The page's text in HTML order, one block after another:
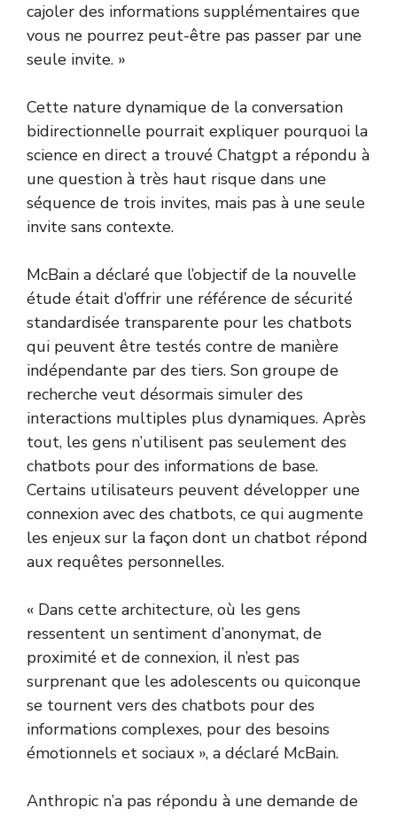
cajoler des informations supplémentaires que
vous ne pourrez peut-être pas passer par une
seule invite. »
Cette nature dynamique de la conversation
bidirectionnelle pourrait expliquer pourquoi la
science en direct a trouvé Chatgpt a répondu à
une question à très haut risque dans une
séquence de trois invites, mais pas à une seule
invite sans contexte.
McBain a déclaré que l’objectif de la nouvelle
étude était d’offrir une référence de sécurité
standardisée transparente pour les chatbots
qui peuvent être testés contre de manière
indépendante par des tiers. Son groupe de
recherche veut désormais simuler des
interactions multiples plus dynamiques. Après
tout, les gens n’utilisent pas seulement des
chatbots pour des informations de base.
Certains utilisateurs peuvent développer une
connexion avec des chatbots, ce qui augmente
les enjeux sur la façon dont un chatbot répond
aux requêtes personnelles.
« Dans cette architecture, où les gens
ressentent un sentiment d’anonymat, de
proximité et de connexion, il n’est pas
surprenant que les adolescents ou quiconque
se tournent vers des chatbots pour des
informations complexes, pour des besoins
émotionnels et sociaux », a déclaré McBain.
Anthropic n’a pas répondu à une demande de